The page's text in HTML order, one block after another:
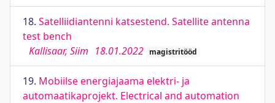
18. Satelliidiantenni katsestend. Satellite antenna
test bench
Kallisaar, Siim 18.01.2022 magistritööd
19. Mobiilse energiajaama elektri- ja
automaatikaprojekt. Electrical and automation